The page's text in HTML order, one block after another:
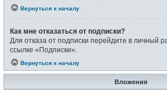
Вернуться к началу
Как мне отказаться от подписки?
Для отказа от подписки перейдите в личный
ссылке «Подписки».
Вернуться к началу
Вложения